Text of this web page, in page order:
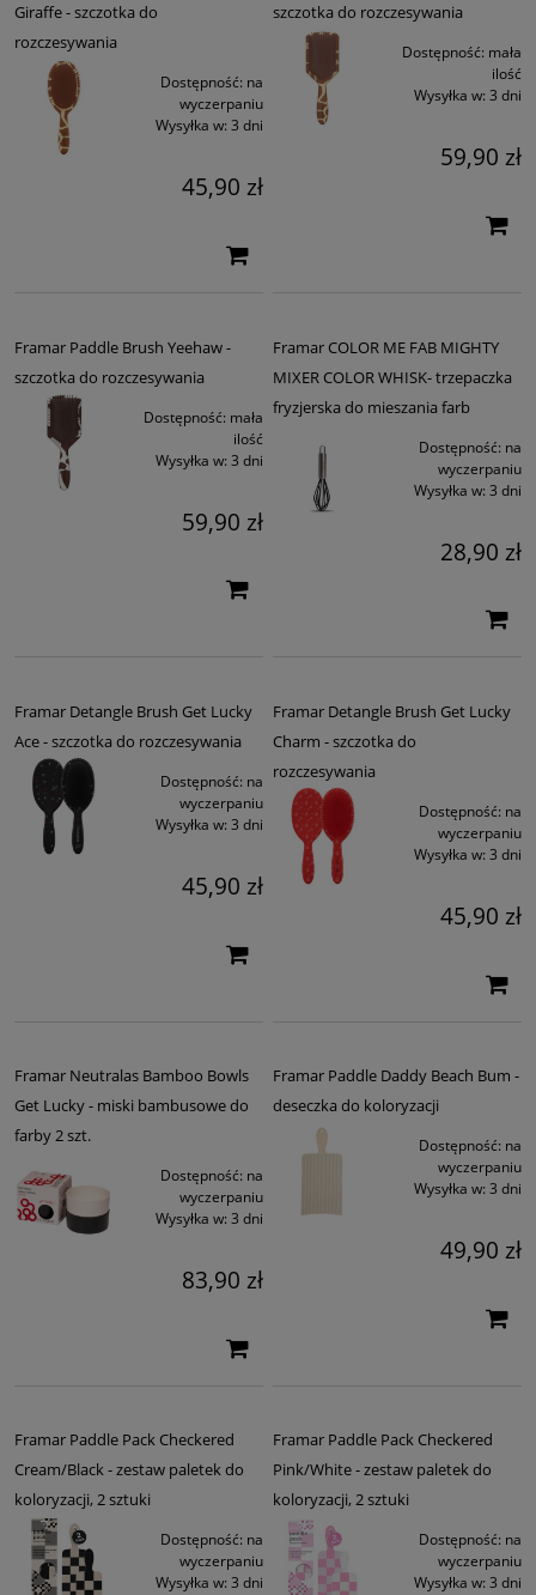
Giraffe - szczotka do
rozczesywania
Dostępność: na
wyczerpaniu
Wysyłka w: 3 dni
45,90 zł
szczotka do rozczesywania
Dostępność: mała
ilość
Wysyłka w: 3 dni
59,90 zł
Framar Paddle Brush Yeehaw -
szczotka do rozczesywania
Dostępność: mała
ilość
Wysyłka w: 3 dni
59,90 zł
Framar COLOR ME FAB MIGHTY
MIXER COLOR WHISK- trzepaczka
fryzjerska do mieszania farb
Dostępność: na
wyczerpaniu
Wysyłka w: 3 dni
28,90 zł
Framar Detangle Brush Get Lucky
Ace - szczotka do rozczesywania
Dostępność: na
wyczerpaniu
Wysyłka w: 3 dni
45,90 zł
Framar Detangle Brush Get Lucky
Charm - szczotka do
rozczesywania
Dostępność: na
wyczerpaniu
Wysyłka w: 3 dni
45,90 zł
Framar Neutralas Bamboo Bowls
Get Lucky - miski bambusowe do
farby 2 szt.
Dostępność: na
wyczerpaniu
Wysyłka w: 3 dni
83,90 zł
Framar Paddle Daddy Beach Bum -
deseczka do koloryzacji
Dostępność: na
wyczerpaniu
Wysyłka w: 3 dni
49,90 zł
Framar Paddle Pack Checkered
Cream/Black - zestaw paletek do
koloryzacji, 2 sztuki
Dostępność: na
wyczerpaniu
Wysyłka w: 3 dni
Framar Paddle Pack Checkered
Pink/White - zestaw paletek do
koloryzacji, 2 sztuki
Dostępność: na
wyczerpaniu
Wysyłka w: 3 dni